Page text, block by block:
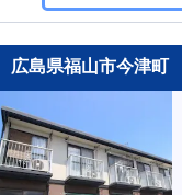
広島県福山市今津町